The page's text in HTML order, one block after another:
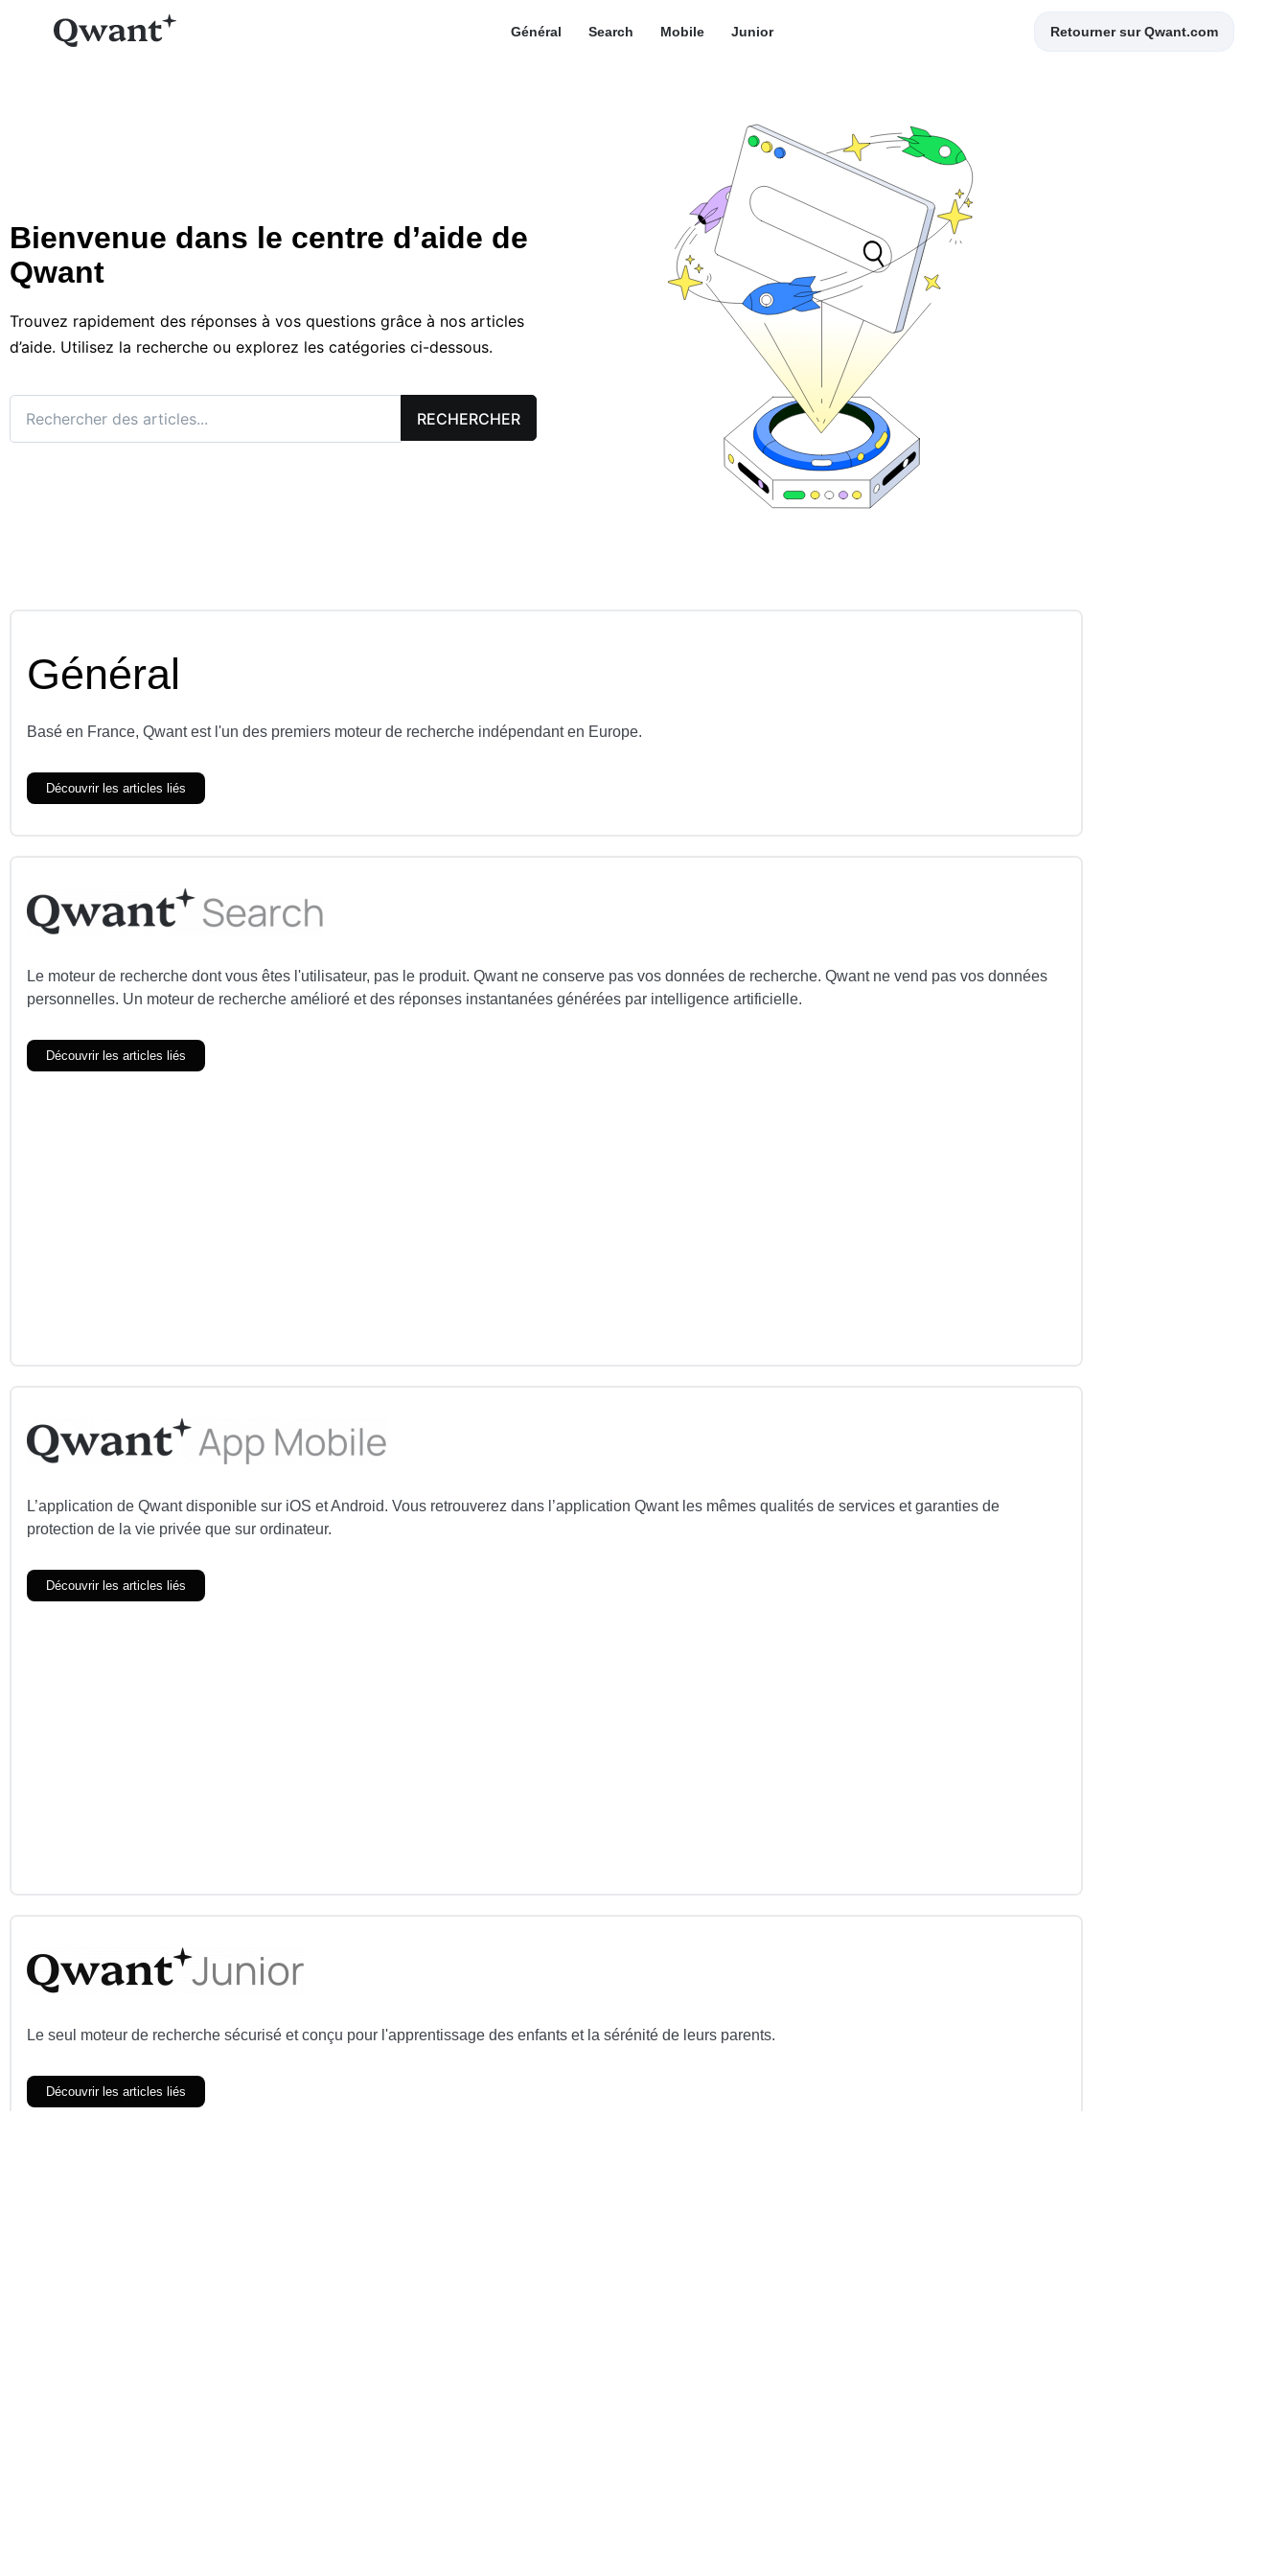
Général Search Mobile Junior ​ Retourner sur Qwant.com
Bienvenue dans le centre d’aide de
Qwant
Trouvez rapidement des réponses à vos questions grâce à nos articles
d’aide. Utilisez la recherche ou explorez les catégories ci-dessous.
Général
Basé en France, Qwant est l'un des premiers moteur de recherche indépendant en Europe.
Découvrir les articles liés
Le moteur de recherche dont vous êtes l'utilisateur, pas le produit. Qwant ne conserve pas vos données de recherche. Qwant ne vend pas vos données
personnelles. Un moteur de recherche amélioré et des réponses instantanées générées par intelligence artificielle.
Découvrir les articles liés
L’application de Qwant disponible sur iOS et Android. Vous retrouverez dans l’application Qwant les mêmes qualités de services et garanties de
protection de la vie privée que sur ordinateur.
Découvrir les articles liés
Le seul moteur de recherche sécurisé et conçu pour l'apprentissage des enfants et la sérénité de leurs parents.
Découvrir les articles liés